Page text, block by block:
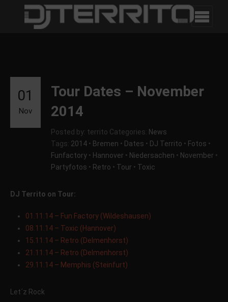
Tour Dates – November
2014
Posted by: territo Categories: News
Tags: 2014 • Bremen • Dates • DJ Territo • Fotos •
Funfactory • Hannover • Niedersachen • November •
Partyfotos • Retro • Tour • Toxic
01
Nov
DJ Territo on Tour:
01.11.14 – Fun Factory (Wildeshausen)
08.11.14 – Toxic (Hannover)
15.11.14 – Retro (Delmenhorst)
21.11.14 – Retro (Delmenhorst)
29.11.14 – Memphis (Steinfurt)
Let´z Rock